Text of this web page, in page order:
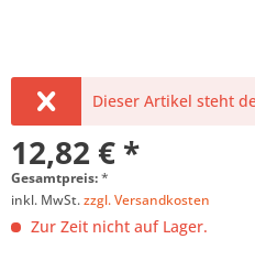
Dieser Artikel steht
12,82 € *
Gesamtpreis:*
inkl. MwSt.zzgl. Versandkosten
Zur Zeit nicht auf Lager.